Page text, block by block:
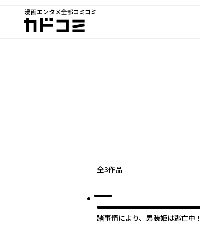
漫画エンタメ全部コミコミ
カドコミ
全3作品
諸事情により、男装姫は逃亡中！